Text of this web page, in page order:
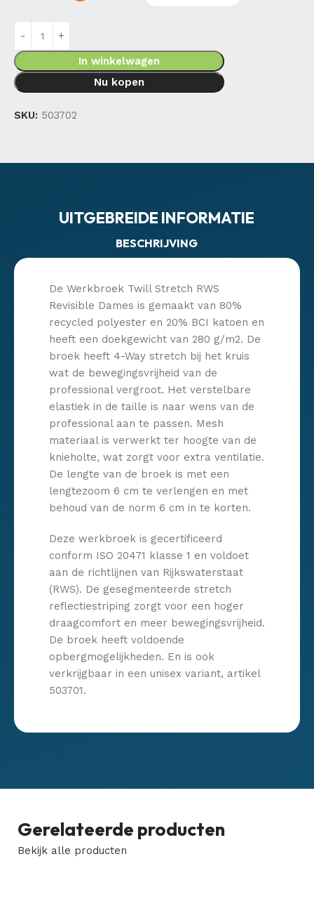
In winkelwagen
Nu kopen
SKU: 503702
UITGEBREIDE INFORMATIE
BESCHRIJVING
De Werkbroek Twill Stretch RWS
Revisible Dames is gemaakt van 80%
recycled polyester en 20% BCI katoen en
heeft een doekgewicht van 280 g/m2. De
broek heeft 4-Way stretch bij het kruis
wat de bewegingsvrijheid van de
professional vergroot. Het verstelbare
elastiek in de taille is naar wens van de
professional aan te passen. Mesh
materiaal is verwerkt ter hoogte van de
knieholte, wat zorgt voor extra ventilatie.
De lengte van de broek is met een
lengtezoom 6 cm te verlengen en met
behoud van de norm 6 cm in te korten.
Deze werkbroek is gecertificeerd
conform ISO 20471 klasse 1 en voldoet
aan de richtlijnen van Rijkswaterstaat
(RWS). De gesegmenteerde stretch
reflectiestriping zorgt voor een hoger
draagcomfort en meer bewegingsvrijheid.
De broek heeft voldoende
opbergmogelijkheden. En is ook
verkrijgbaar in een unisex variant, artikel
503701.
Gerelateerde producten
Bekijk alle producten